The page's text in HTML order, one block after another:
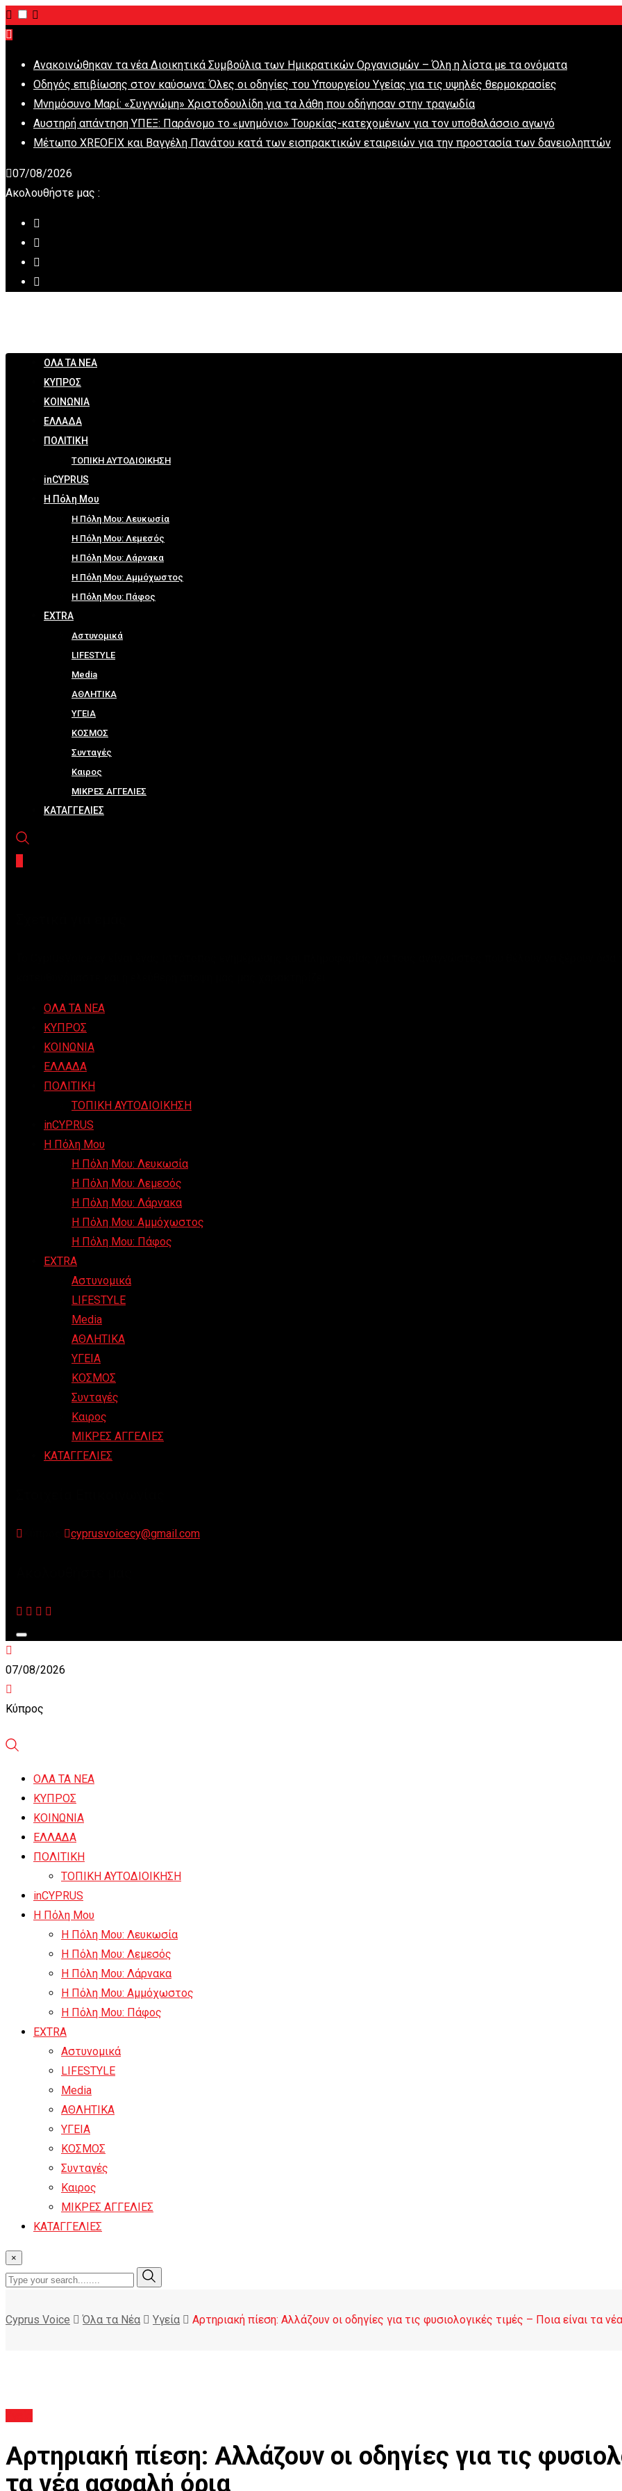
Ανακοινώθηκαν τα νέα Διοικητικά Συμβούλια των Ημικρατικών Οργανισμών – Όλη η λίστα με τα ονόματα
Οδηγός επιβίωσης στον καύσωνα: Όλες οι οδηγίες του Υπουργείου Υγείας για τις υψηλές θερμοκρασίες
Μνημόσυνο Μαρί: «Συγγνώμη» Χριστοδουλίδη για τα λάθη που οδήγησαν στην τραγωδία
Αυστηρή απάντηση ΥΠΕΞ: Παράνομο το «μνημόνιο» Τουρκίας-κατεχομένων για τον υποθαλάσσιο αγωγό
Μέτωπο XREOFIX και Βαγγέλη Πανάτου κατά των εισπρακτικών εταιρειών για την προστασία των δανειοληπτών
07/08/2026
Ακολουθήστε μας :
ΟΛΑ ΤΑ ΝΕΑ
ΚΥΠΡΟΣ
ΚΟΙΝΩΝΙΑ
ΕΛΛΑΔΑ
ΠΟΛΙΤΙΚΗ
ΤΟΠΙΚΗ ΑΥΤΟΔΙΟΙΚΗΣΗ
inCYPRUS
Η Πόλη Μου
Η Πόλη Μου: Λευκωσία
Η Πόλη Μου: Λεμεσός
Η Πόλη Μου: Λάρνακα
Η Πόλη Μου: Αμμόχωστος
Η Πόλη Μου: Πάφος
EXTRA
Αστυνομικά
LIFESTYLE
Media
ΑΘΛΗΤΙΚΑ
ΥΓΕΙΑ
ΚΟΣΜΟΣ
Συνταγές
Καιρος
ΜΙΚΡΕΣ ΑΓΓΕΛΙΕΣ
ΚΑΤΑΓΓΕΛΙΕΣ
ΟΛΑ ΤΑ ΝΕΑ
ΚΥΠΡΟΣ
ΚΟΙΝΩΝΙΑ
ΕΛΛΑΔΑ
ΠΟΛΙΤΙΚΗ
ΤΟΠΙΚΗ ΑΥΤΟΔΙΟΙΚΗΣΗ
inCYPRUS
Η Πόλη Μου
Η Πόλη Μου: Λευκωσία
Η Πόλη Μου: Λεμεσός
Η Πόλη Μου: Λάρνακα
Η Πόλη Μου: Αμμόχωστος
Η Πόλη Μου: Πάφος
EXTRA
Αστυνομικά
LIFESTYLE
Media
ΑΘΛΗΤΙΚΑ
ΥΓΕΙΑ
ΚΟΣΜΟΣ
Συνταγές
Καιρος
ΜΙΚΡΕΣ ΑΓΓΕΛΙΕΣ
ΚΑΤΑΓΓΕΛΙΕΣ
cyprusvoicecy@gmail.com
07/08/2026
Κύπρος
ΟΛΑ ΤΑ ΝΕΑ
ΚΥΠΡΟΣ
ΚΟΙΝΩΝΙΑ
ΕΛΛΑΔΑ
ΠΟΛΙΤΙΚΗ
ΤΟΠΙΚΗ ΑΥΤΟΔΙΟΙΚΗΣΗ
inCYPRUS
Η Πόλη Μου
Η Πόλη Μου: Λευκωσία
Η Πόλη Μου: Λεμεσός
Η Πόλη Μου: Λάρνακα
Η Πόλη Μου: Αμμόχωστος
Η Πόλη Μου: Πάφος
EXTRA
Αστυνομικά
LIFESTYLE
Media
ΑΘΛΗΤΙΚΑ
ΥΓΕΙΑ
ΚΟΣΜΟΣ
Συνταγές
Καιρος
ΜΙΚΡΕΣ ΑΓΓΕΛΙΕΣ
ΚΑΤΑΓΓΕΛΙΕΣ
×
Cyprus Voice Όλα τα Νέα Υγεία Αρτηριακή πίεση: Αλλάζουν οι οδηγίες για τις φυσιολογικές τιμές – Ποια είναι τα
Αρτηριακή πίεση: Αλλάζουν οι οδηγίες για τις
τα νέα ασφαλή όρια